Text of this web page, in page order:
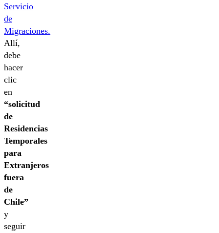
Servicio
de
Migraciones.
Allí,
debe
hacer
clic
en
“solicitud
de
Residencias
Temporales
para
Extranjeros
fuera
de
Chile”
y
seguir